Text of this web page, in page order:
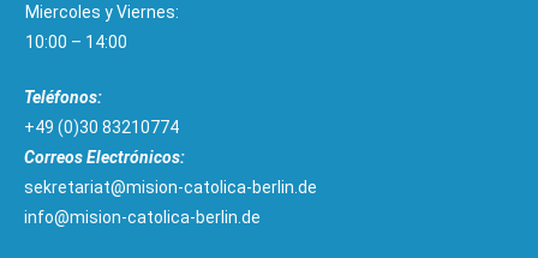
Miercoles y Viernes:
10:00 – 14:00
Teléfonos:
+49 (0)30 83210774
Correos Electrónicos:
sekretariat@mision-catolica-berlin.de
info@mision-catolica-berlin.de